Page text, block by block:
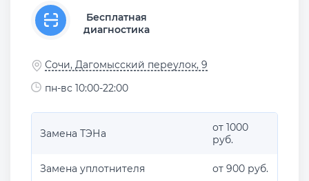
Бесплатная
диагностика
Сочи, Дагомысский переулок, 9
пн-вс 10:00-22:00
Замена ТЭНа
от 1000
руб.
Замена уплотнителя от 900 руб.